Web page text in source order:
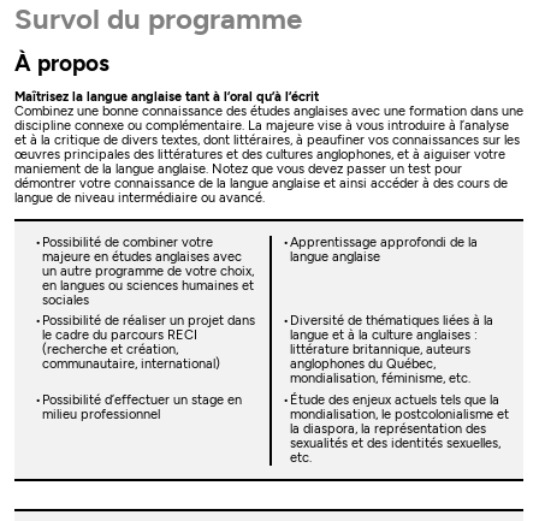
Survol du programme
À propos
Maîtrisez la langue anglaise tant à l’oral qu’à l’écrit
Combinez une bonne connaissance des études anglaises avec une formation dans une
discipline connexe ou complémentaire. La majeure vise à vous introduire à l’analyse
et à la critique de divers textes, dont littéraires, à peaufiner vos connaissances sur les
œuvres principales des littératures et des cultures anglophones, et à aiguiser votre
maniement de la langue anglaise. Notez que vous devez passer un test pour
démontrer votre connaissance de la langue anglaise et ainsi accéder à des cours de
langue de niveau intermédiaire ou avancé.
Possibilité de combiner votre
majeure en études anglaises avec
un autre programme de votre choix,
en langues ou sciences humaines et
sociales
Apprentissage approfondi de la
langue anglaise
Possibilité de réaliser un projet dans
le cadre du parcours RECI
(recherche et création,
communautaire, international)
Diversité de thématiques liées à la
langue et à la culture anglaises :
littérature britannique, auteurs
anglophones du Québec,
mondialisation, féminisme, etc.
Possibilité d’effectuer un stage en
milieu professionnel
Étude des enjeux actuels tels que la
mondialisation, le postcolonialisme et
la diaspora, la représentation des
sexualités et des identités sexuelles,
etc.